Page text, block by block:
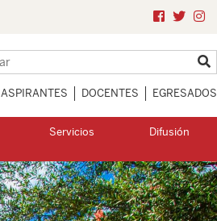
ASPIRANTES DOCENTES EGRESADOS
Servicios Difusión